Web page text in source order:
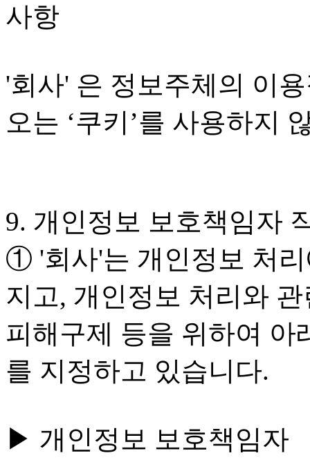
사항
'회사' 은 정보주체의 이
오는 ‘쿠키’를 사용하지
9. 개인정보 보호책임자
① '회사'는 개인정보 처
지고, 개인정보 처리와
피해구제 등을 위하여 아
를 지정하고 있습니다.
▶ 개인정보 보호책임자